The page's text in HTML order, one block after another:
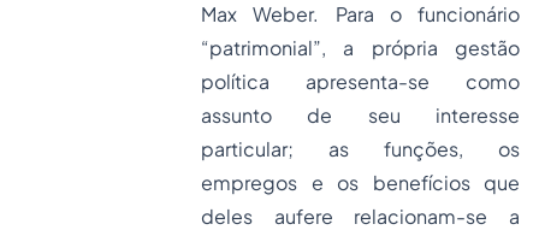
Max Weber. Para o funcionário
“patrimonial”, a própria gestão
política apresenta-se como
assunto de seu interesse
particular; as funções, os
empregos e os benefícios que
deles aufere relacionam-se a